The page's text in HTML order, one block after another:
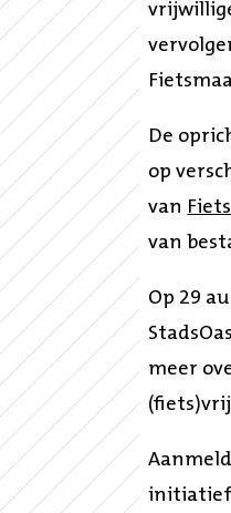
De
op
van
van
Op 29
meer
initiatief